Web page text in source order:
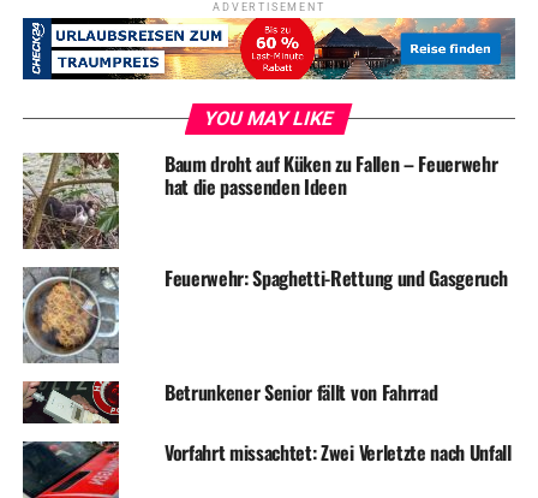
abgeschleppt werden. Die alarmierte Feuerwehr streut
auslaufende Betriebsstoffe ab und reinigt die Fahrbahn.
Zeugen, die Angaben zum Unfallhergang machen
können, werden gebeten sich an die Polizeiwache Wetter,
Tel. 02335-91667000, zu wenden.
Foto: Feuerwehr
RELATED TOPICS:
UP NEXT
Einbruch in Einfamilienhaus
ADVERTISEMENT
YOU MAY LIKE
Baum droht auf Küken zu Fallen – Feuerwehr
hat die passenden Ideen
Feuerwehr: Spaghetti-Rettung und Gasgeruch
Betrunkener Senior fällt von Fahrrad
Vorfahrt missachtet: Zwei Verletzte nach Unfall